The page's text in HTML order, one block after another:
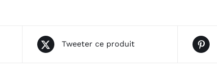
Tweeter ce produit